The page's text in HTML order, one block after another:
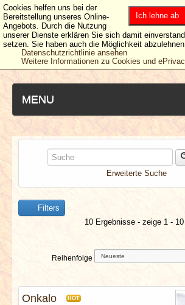
MENU
NEUESTE ARTIKEL
NEWS & DATES
BERICHTE
VERLOSUNGEN
Erweiterte Suche
Filters
10 Ergebnisse - zeige 1 - 10
Reihenfolge
Onkalo HOT
Ich lehne ab
Cookies helfen uns bei der
Bereitstellung unseres Online-
Angebots. Durch die Nutzung
unserer Dienste erklären Sie sich damit
setzen. Sie haben auch die Möglichkeit
Datenschutzrichtlinie ansehen
Weitere Informationen zu Cookies und